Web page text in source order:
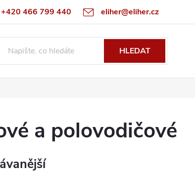
+420 466 799 440 eliher@eliher.cz
podmínky Reklamační řád Specialista na Bordeaux
HLEDAT
a polovodičové